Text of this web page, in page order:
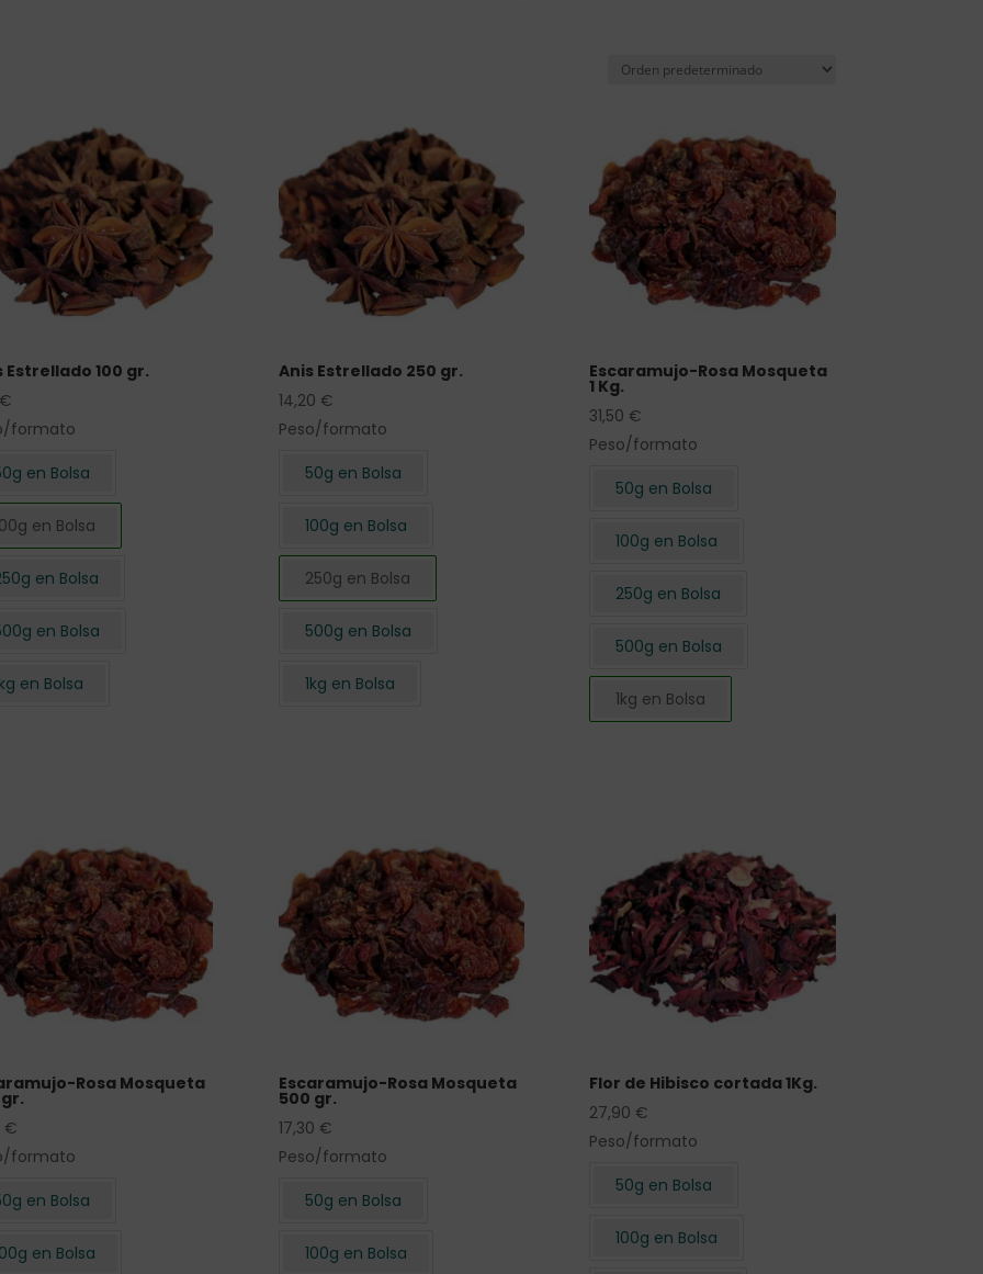
Estrellado 100 gr.
€
formato
en Bolsa
en Bolsa
en Bolsa
en Bolsa
en Bolsa
Anis Estrellado 250 gr.
14,20 €
Peso/formato
50g en Bolsa
100g en Bolsa
250g en Bolsa
500g en Bolsa
1kg en Bolsa
Escaramujo-Rosa Mosqueta
1 Kg.
31,50 €
Peso/formato
50g en Bolsa
100g en Bolsa
250g en Bolsa
500g en Bolsa
1kg en Bolsa
Rosa Mosqueta
€
formato
en Bolsa
en Bolsa
Escaramujo-Rosa Mosqueta
500 gr.
17,30 €
Peso/formato
50g en Bolsa
100g en Bolsa
Flor de Hibisco cortada 1Kg.
27,90 €
Peso/formato
50g en Bolsa
100g en Bolsa